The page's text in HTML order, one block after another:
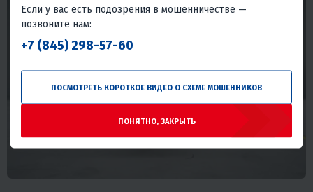
Если у вас есть подозрения в мошенничестве —
позвоните нам:
+7 (845) 298-57-60
ПОСМОТРЕТЬ КОРОТКОЕ ВИДЕО О СХЕМЕ МОШЕННИКОВ
ПОНЯТНО, ЗАКРЫТЬ